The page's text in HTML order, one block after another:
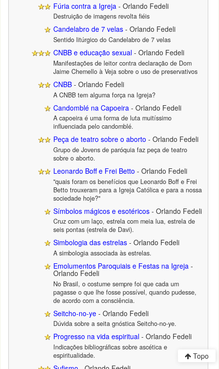
Fúria contra a Igreja - Orlando Fedeli
Destruição de imagens revolta fiéis
Candelabro de 7 velas - Orlando Fedeli
Sentido litúrgico do Candelabro de 7 velas
CNBB e educação sexual - Orlando Fedeli
Manifestações de leitor contra declaração de Dom
Jaime Chemello à Veja sobre o uso de preservativos
CNBB - Orlando Fedeli
A CNBB tem alguma força na Igreja?
Candomblé na Capoeira - Orlando Fedeli
A capoeira é uma forma de luta muitíssimo
influenciada pelo candomblé.
Peça de teatro sobre o aborto - Orlando Fedeli
Grupo de Jovens de paróquia faz peça de teatro
sobre o aborto.
Leonardo Boff e Frei Betto - Orlando Fedeli
"quais foram os benefícios que Leonardo Boff e Frei
Betto trouxeram para a Igreja Católica e para a nossa
sociedade hoje?"
Símbolos mágicos e esotéricos - Orlando Fedeli
Cruz com um laço, estrela com meia lua, estrela de
seis pontas (estrela de Davi).
Simbologia das estrelas - Orlando Fedeli
A simbologia associada às estrelas.
Emolumentos Paroquiais e Festas na Igreja -
Orlando Fedeli
No Brasil, o costume sempre foi que cada um
pagasse o que lhe fosse possível, quando pudesse,
de acordo com a consciência.
Seitcho-no-ye - Orlando Fedeli
Dúvida sobre a seita gnóstica Seitcho-no-ye.
Progresso na vida espiritual - Orlando Fedeli
Indicações bibliográficas sobre ascética e
espiritualidade.
Topo